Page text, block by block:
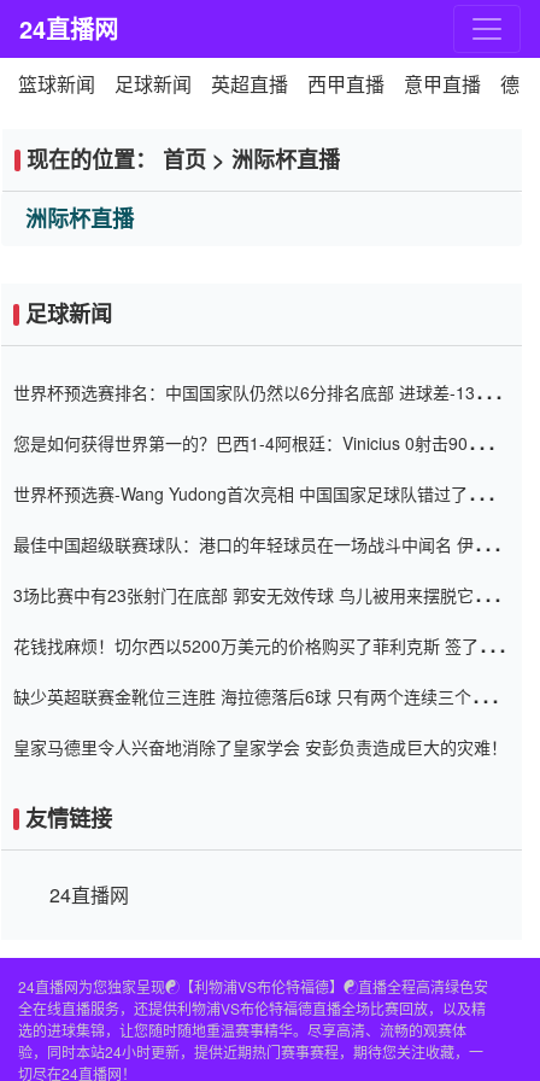
24直播网
篮球新闻 足球新闻 英超直播 西甲直播 意甲直播 德
现在的位置： 首页 > 洲际杯直播
洲际杯直播
足球新闻
世界杯预选赛排名：中国国家队仍然以6分排名底部 进球差-13令人
您是如何获得世界第一的？巴西1-4阿根廷：Vinicius 0射击90分钟
世界杯预选赛-Wang Yudong首次亮相 中国国家足球队错过了世界
最佳中国超级联赛球队：港口的年轻球员在一场战斗中闻名 伊万放
3场比赛中有23张射门在底部 郭安无效传球 鸟儿被用来摆脱它
花钱找麻烦！切尔西以5200万美元的价格购买了菲利克斯 签了7年
缺少英超联赛金靴位三连胜 海拉德落后6球 只有两个连续三个连续
皇家马德里令人兴奋地消除了皇家学会 安彭负责造成巨大的灾难！
友情链接
24直播网
24直播网为您独家呈现☯️【利物浦VS布伦特福德】☯️直播全程高清绿色安
全在线直播服务，还提供利物浦VS布伦特福德直播全场比赛回放，以及精
选的进球集锦，让您随时随地重温赛事精华。尽享高清、流畅的观赛体
验，同时本站24小时更新，提供近期热门赛事赛程，期待您关注收藏，一
切尽在24直播网！